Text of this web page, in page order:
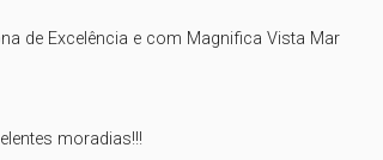
de Excelência e com Magnifica Vista Mar
moradias!!!